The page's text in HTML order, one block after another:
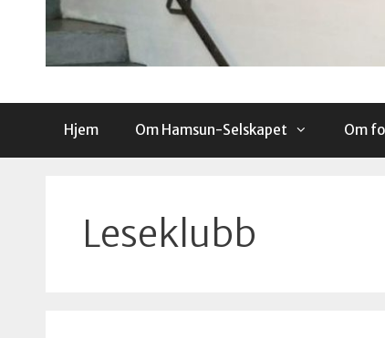
Hjem Om Hamsun-Selskapet Om
Leseklubb